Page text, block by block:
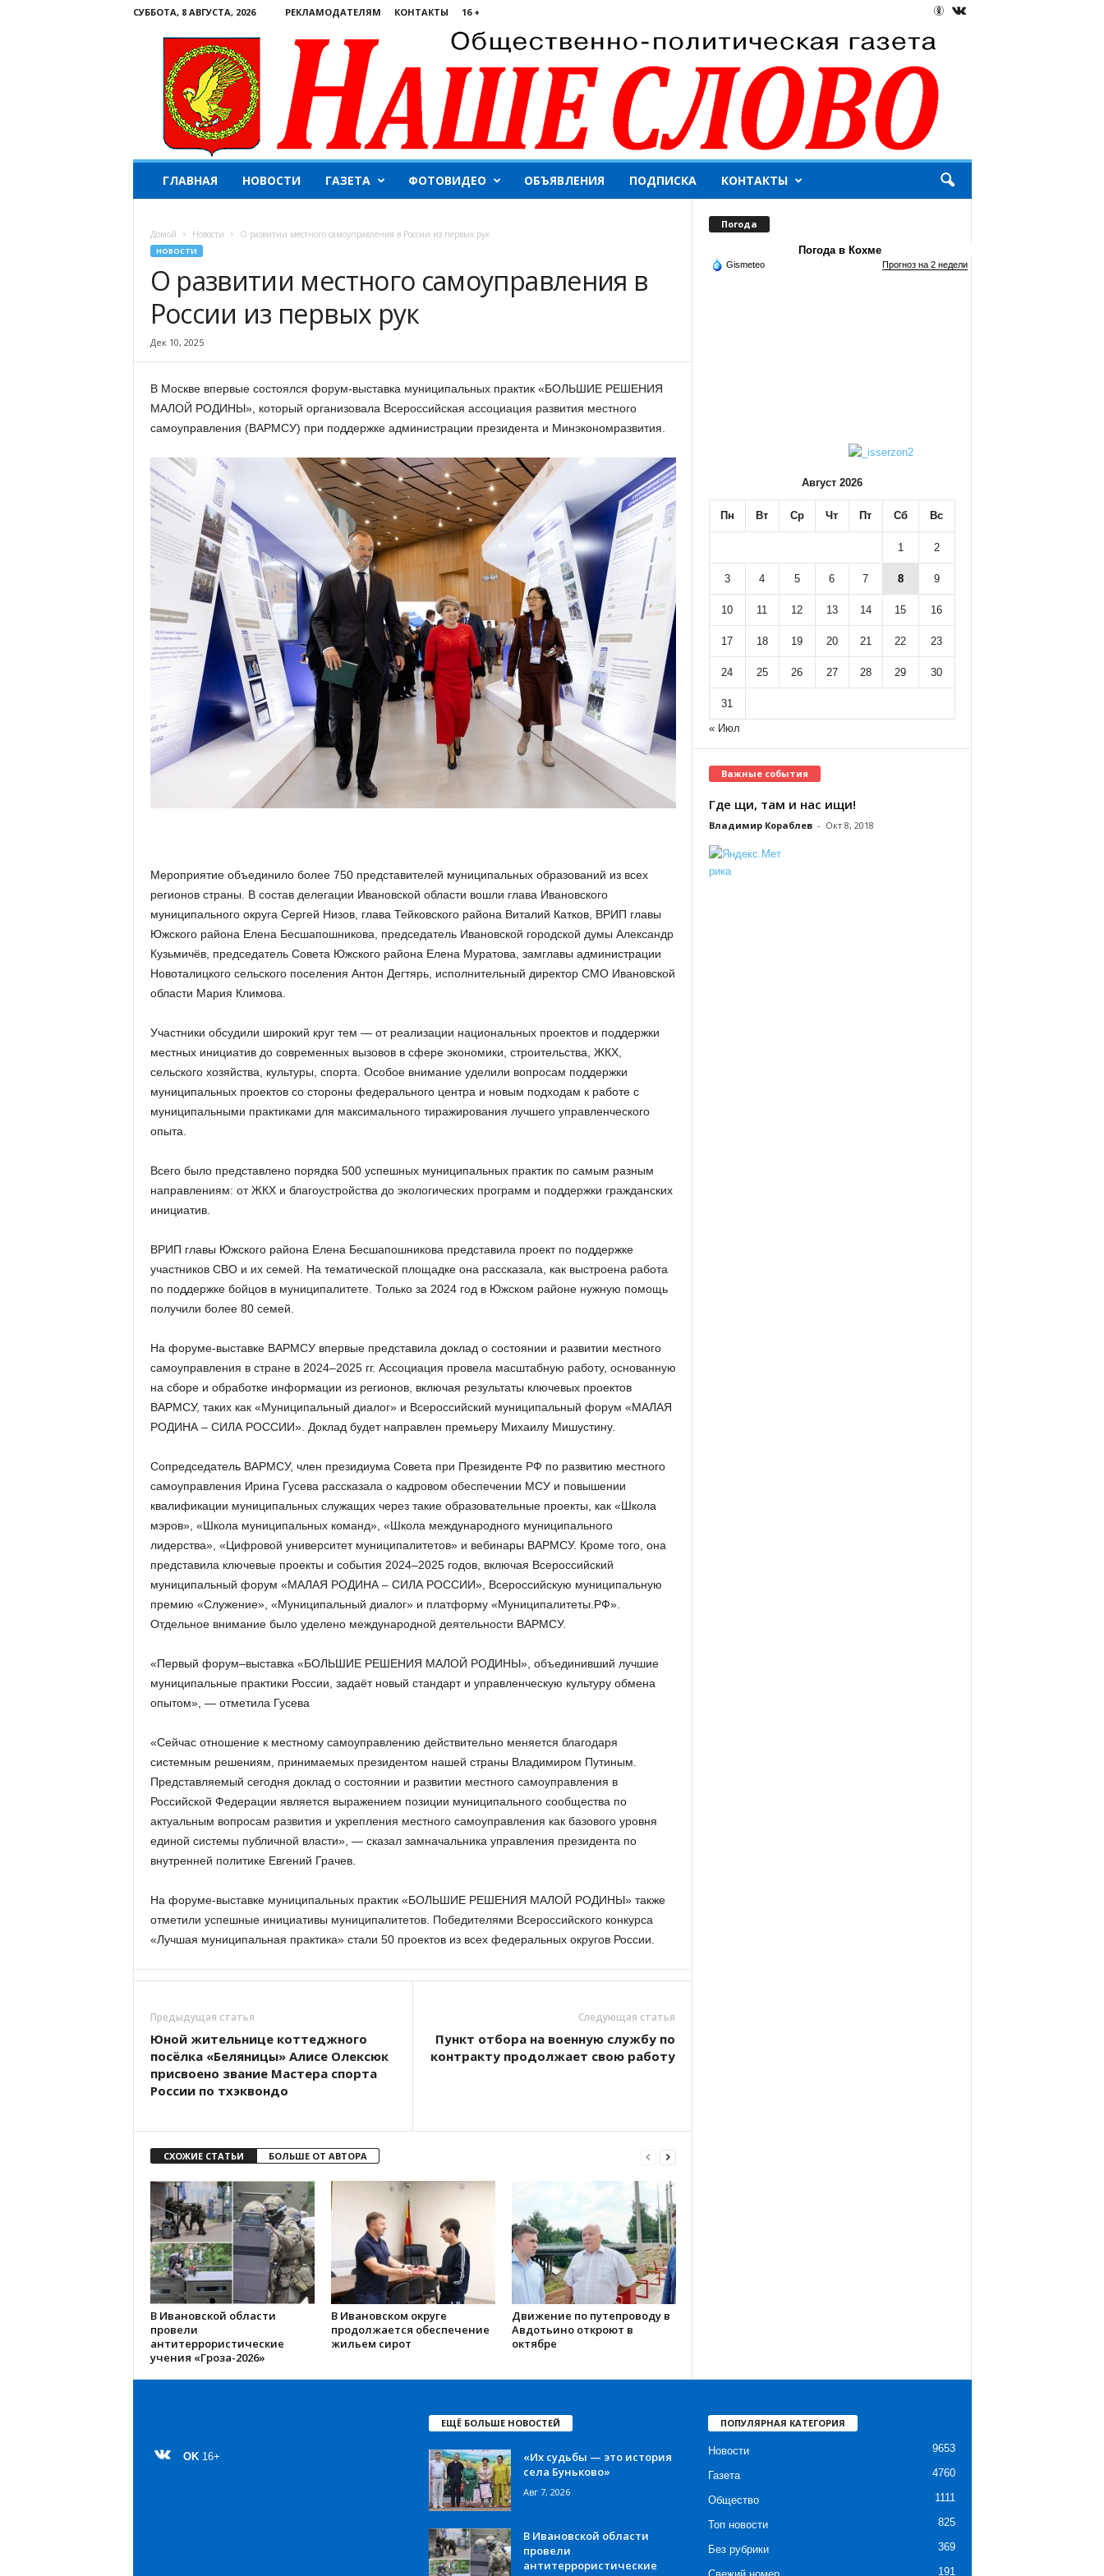
СУББОТА, 8 АВГУСТА, 2026 РЕКЛАМОДАТЕЛЯМ КОНТАКТЫ 16 +
ш
ГЛАВНАЯ НОВОСТИ ГАЗЕТА ФОТОВИДЕО ОБЪЯВЛЕНИЯ ПОДПИСКА КОНТАКТЫ
Домой Новости О развитии местного самоуправления в России из первых рук
НОВОСТИ
О развитии местного самоуправления в
России из первых рук
Дек 10, 2025
В Москве впервые состоялся форум-выставка муниципальных практик «БОЛЬШИЕ РЕШЕНИЯ
МАЛОЙ РОДИНЫ», который организовала Всероссийская ассоциация развития местного
самоуправления (ВАРМСУ) при поддержке администрации президента и Минэкономразвития.
Мероприятие объединило более 750 представителей муниципальных образований из всех
регионов страны. В состав делегации Ивановской области вошли глава Ивановского
муниципального округа Сергей Низов, глава Тейковского района Виталий Катков, ВРИП главы
Южского района Елена Бесшапошникова, председатель Ивановской городской думы Александр
Кузьмичёв, председатель Совета Южского района Елена Муратова, замглавы администрации
Новоталицкого сельского поселения Антон Дегтярь, исполнительный директор СМО Ивановской
области Мария Климова.
Участники обсудили широкий круг тем — от реализации национальных проектов и поддержки
местных инициатив до современных вызовов в сфере экономики, строительства, ЖКХ,
сельского хозяйства, культуры, спорта. Особое внимание уделили вопросам поддержки
муниципальных проектов со стороны федерального центра и новым подходам к работе с
муниципальными практиками для максимального тиражирования лучшего управленческого
опыта.
Всего было представлено порядка 500 успешных муниципальных практик по самым разным
направлениям: от ЖКХ и благоустройства до экологических программ и поддержки гражданских
инициатив.
ВРИП главы Южского района Елена Бесшапошникова представила проект по поддержке
участников СВО и их семей. На тематической площадке она рассказала, как выстроена работа
по поддержке бойцов в муниципалитете. Только за 2024 год в Южском районе нужную помощь
получили более 80 семей.
На форуме-выставке ВАРМСУ впервые представила доклад о состоянии и развитии местного
самоуправления в стране в 2024–2025 гг. Ассоциация провела масштабную работу, основанную
на сборе и обработке информации из регионов, включая результаты ключевых проектов
ВАРМСУ, таких как «Муниципальный диалог» и Всероссийский муниципальный форум «МАЛАЯ
РОДИНА – СИЛА РОССИИ». Доклад будет направлен премьеру Михаилу Мишустину.
Сопредседатель ВАРМСУ, член президиума Совета при Президенте РФ по развитию местного
самоуправления Ирина Гусева рассказала о кадровом обеспечении МСУ и повышении
квалификации муниципальных служащих через такие образовательные проекты, как «Школа
мэров», «Школа муниципальных команд», «Школа международного муниципального
лидерства», «Цифровой университет муниципалитетов» и вебинары ВАРМСУ. Кроме того, она
представила ключевые проекты и события 2024–2025 годов, включая Всероссийский
муниципальный форум «МАЛАЯ РОДИНА – СИЛА РОССИИ», Всероссийскую муниципальную
премию «Служение», «Муниципальный диалог» и платформу «Муниципалитеты.РФ».
Отдельное внимание было уделено международной деятельности ВАРМСУ.
«Первый форум–выставка «БОЛЬШИЕ РЕШЕНИЯ МАЛОЙ РОДИНЫ», объединивший лучшие
муниципальные практики России, задаёт новый стандарт и управленческую культуру обмена
опытом», — отметила Гусева
«Сейчас отношение к местному самоуправлению действительно меняется благодаря
системным решениям, принимаемых президентом нашей страны Владимиром Путиным.
Представляемый сегодня доклад о состоянии и развитии местного самоуправления в
Российской Федерации является выражением позиции муниципального сообщества по
актуальным вопросам развития и укрепления местного самоуправления как базового уровня
единой системы публичной власти», — сказал замначальника управления президента по
внутренней политике Евгений Грачев.
На форуме-выставке муниципальных практик «БОЛЬШИЕ РЕШЕНИЯ МАЛОЙ РОДИНЫ» также
отметили успешные инициативы муниципалитетов. Победителями Всероссийского конкурса
«Лучшая муниципальная практика» стали 50 проектов из всех федеральных округов России.
Предыдущая статья
Юной жительнице коттеджного
посёлка «Беляницы» Алисе Олексюк
присвоено звание Мастера спорта
России по тхэквондо
Следующая статья
Пункт отбора на военную службу по
контракту продолжает свою работу
СХОЖИЕ СТАТЬИ БОЛЬШЕ ОТ АВТОРА
В Ивановской области
провели
антитеррористические
учения «Гроза-2026»
В Ивановском округе
продолжается обеспечение
жильем сирот
Движение по путепроводу в
Авдотьино откроют в
октябре
Погода
Погода в Кохме
Gismeteo Прогноз на 2 недели
Август 2026
Пн Вт Ср Чт Пт Сб Вс
1 2
3 4 5 6 7 8 9
10 11 12 13 14 15 16
17 18 19 20 21 22 23
24 25 26 27 28 29 30
31
« Июл
Важные события
Где щи, там и нас ищи!
Владимир Кораблев - Окт 8, 2018
OK 16+
ЕЩЁ БОЛЬШЕ НОВОСТЕЙ
«Их судьбы — это история
села Буньково»
Авг 7, 2026
В Ивановской области
провели
антитеррористические
ПОПУЛЯРНАЯ КАТЕГОРИЯ
Новости 9653
Газета 4760
Общество 1111
Топ новости 825
Без рубрики 369
191